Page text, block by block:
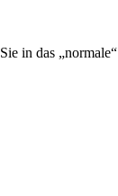
in das